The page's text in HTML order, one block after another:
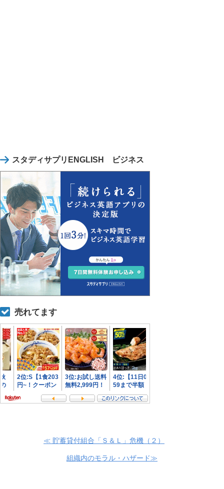
スタディサプリENGLISH ビジネス
売れてます
≪ 貯蓄貸付組合「Ｓ＆Ｌ」危機（２）
組織内のモラル・ハザード≫